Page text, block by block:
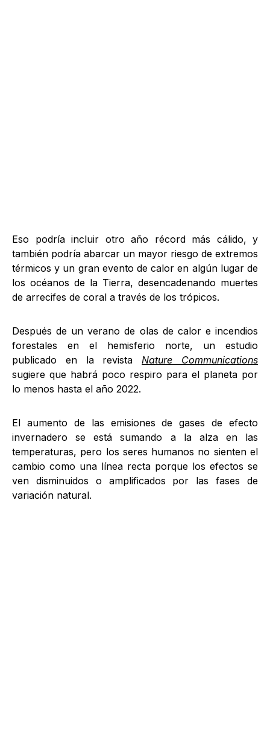
Eso podría incluir otro año récord más cálido, y
también podría abarcar un mayor riesgo de extremos
térmicos y un gran evento de calor en algún lugar de
los océanos de la Tierra, desencadenando muertes
de arrecifes de coral a través de los trópicos.
Después de un verano de olas de calor e incendios
forestales en el hemisferio norte, un estudio
publicado en la revistaNature Communications
sugiere que habrá poco respiro para el planeta por
lo menos hasta el año 2022.
El aumento de las emisiones de gases de efecto
invernadero se está sumando a la alza en las
temperaturas, pero los seres humanos no sienten el
cambio como una línea recta porque los efectos se
ven disminuidos o amplificados por las fases de
variación natural.